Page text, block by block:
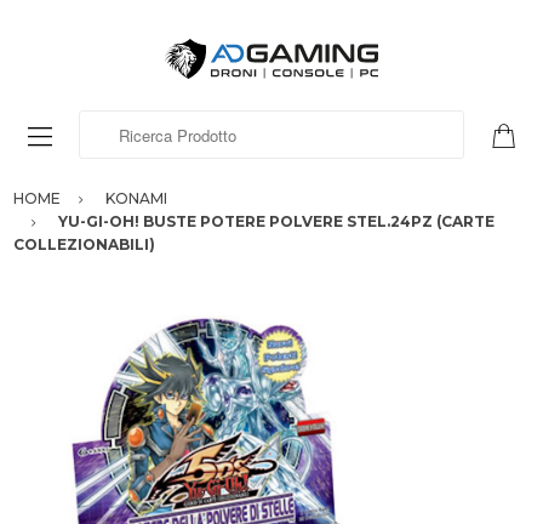
HOME
KONAMI
YU-GI-OH! BUSTE POTERE POLVERE STEL.24PZ (CARTE
COLLEZIONABILI)